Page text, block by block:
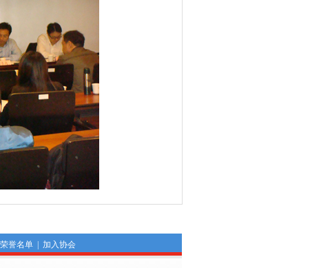
荣誉名单| 加入协会